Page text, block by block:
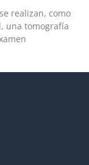
realizan, como
una tomografía